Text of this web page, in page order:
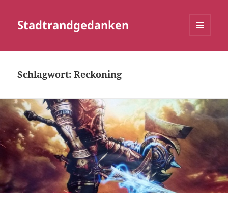
Stadtrandgedanken
Schlagwort:Reckoning